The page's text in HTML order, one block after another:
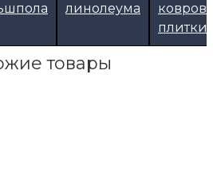
линолеума
плитки
товары